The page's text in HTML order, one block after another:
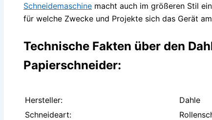
Schneidemaschine macht auch im größeren Stil
für welche Zwecke und Projekte sich das Gerät
Technische Fakten über den
Papierschneider:
Hersteller:
Dahle
Schneideart: